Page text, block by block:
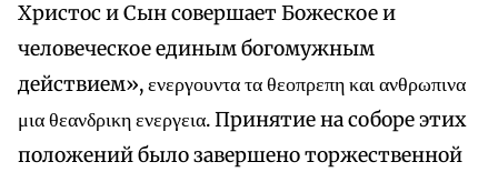
Христос и Сын совершает Божеское и
человеческое единым богомужным
действием», ενεργουντα τα θεοπρεπη και ανθρωπινα
μια θεανδρικη ενεργεια. Пpинятие на соборе этих
положений было завершено торжественной